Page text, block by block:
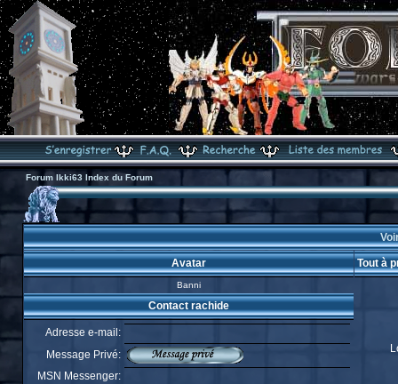
Forum Ikki63 Index du Forum
Avatar Tout à
Banni
Contact rachide
Adresse e-mail:
Message Privé:
MSN Messenger: